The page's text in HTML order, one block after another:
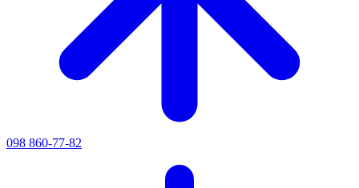
098 860-77-82